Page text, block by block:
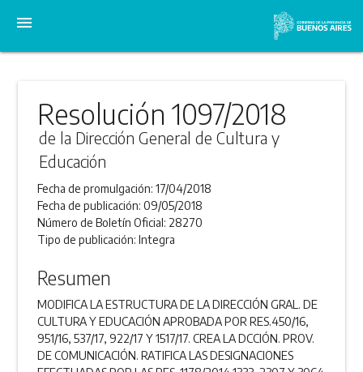
menu
Resolución 1097/2018
de la Dirección General de Cultura y
Educación
Fecha de promulgación:17/04/2018
Fecha de publicación:09/05/2018
Número de Boletín Oficial: 28270
Tipo de publicación:Integra
Resumen
MODIFICA LA ESTRUCTURA DE LA DIRECCIÓN GRAL. DE
CULTURA Y EDUCACIÓN APROBADA POR RES.450/16,
951/16, 537/17, 922/17 Y 1517/17. CREA LA DCCIÓN. PROV.
DE COMUNICACIÓN. RATIFICA LAS DESIGNACIONES